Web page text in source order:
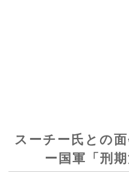
スーチー氏との
ー国軍「刑